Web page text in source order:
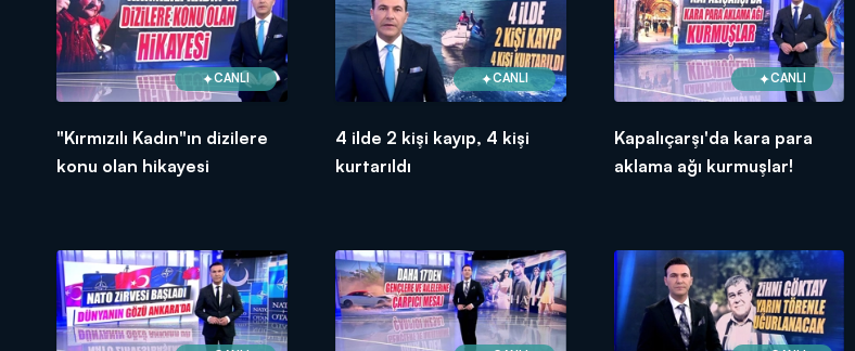
CANLI
"Kırmızılı Kadın"ın dizilere
konu olan hikayesi
CANLI
4 ilde 2 kişi kayıp, 4 kişi
kurtarıldı
CANLI
Kapalıçarşı'da kara para
aklama ağı kurmuşlar!